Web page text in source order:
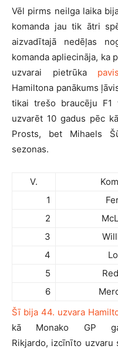
Vēl pirms neilga laika
komanda jau tik ātri
aizvadītajā nedēļas
komanda apliecināja, ka
uzvarai pietrūka
Hamiltona panākums
tikai trešo braucēju
uzvarēt 10 gadus pēc
Prosts, bet Mihaels
sezonas.
V.
1
2
3
4
5
6
Šī bija 44. uzvara
kā Monako GP
Rikjardo, izcīnīto uzvaru